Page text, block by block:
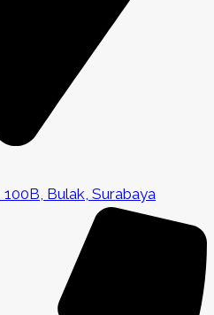
Bulak, Surabaya